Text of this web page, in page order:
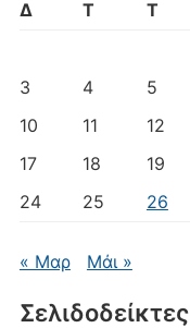
Δ Τ Τ
3
4 5
10
11 12
17
18 19
24
25 26
« Μαρ Μάι »
Σελιδοδείκτες